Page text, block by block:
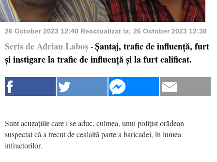
26 October 2023 12:40 Reactualizat la: 26 October 2023 12:38
Scris de Adrian Laboș - Șantaj, trafic de influență, furt
și instigare la trafic de influență și la furt calificat.
Sunt acuzațiile care i se aduc, culmea, unui polițist orădean
suspectat că a trecut de cealaltă parte a baricadei, în lumea
infractorilor.